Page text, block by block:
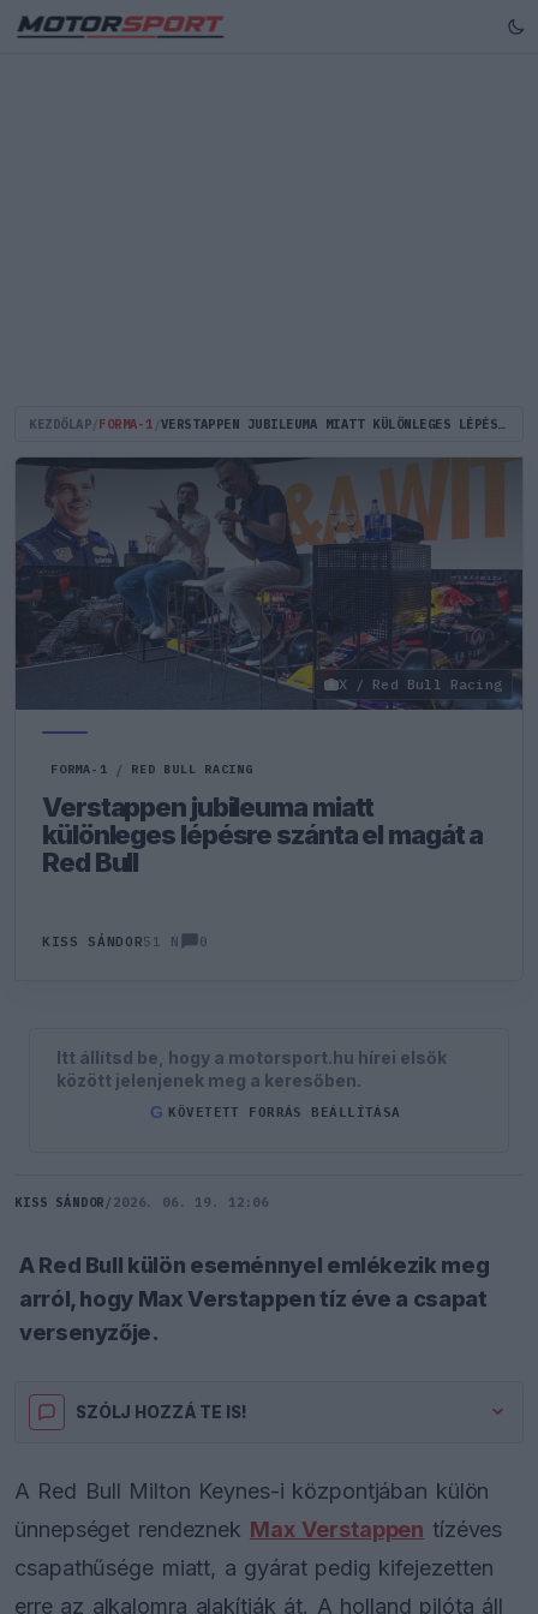
KEZDŐLAP FORMA-1 VERSTAPPEN JUBILEUMA MIATT KÜLÖNLEGES LÉPÉSRE SZÁNTA EL MAGÁT A RED BULL
X / Red Bull Racing
FORMA-1 / RED BULL RACING
Verstappen jubileuma miatt
különleges lépésre szánta el magát a
Red Bull
KISS SÁNDOR51 N 0
Itt állítsd be, hogy a motorsport.hu hírei elsők
között jelenjenek meg a keresőben.
G KÖVETETT FORRÁS BEÁLLÍTÁSA
KISS SÁNDOR / 2026. 06. 19. 12:06
A Red Bull külön eseménnyel emlékezik meg
arról, hogy Max Verstappen tíz éve a csapat
versenyzője.
SZÓLJ HOZZÁ TE IS!
A Red Bull Milton Keynes-i központjában külön
ünnepséget rendeznek Max Verstappen tízéves
csapathűsége miatt, a gyárat pedig kifejezetten
erre az alkalomra alakítják át. A holland pilóta áll